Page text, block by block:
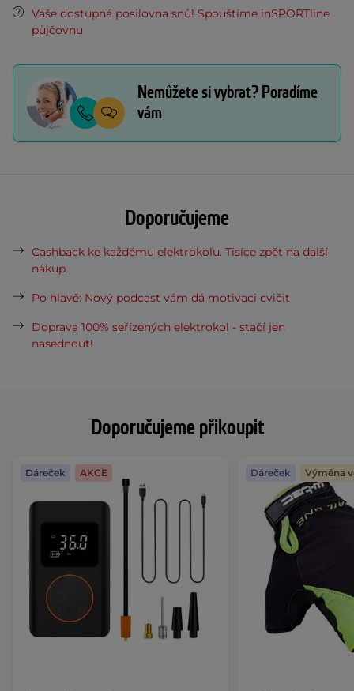
Doporučujeme přikoupit
Dáreček AKCE Dáreček Výměna
Vaše dostupná posilovna snů! Spouštíme inSPORTline
půjčovnu
Nemůžete si vybrat? Poradíme
vám
Doporučujeme
Cashback ke každému elektrokolu. Tisíce zpět na další
nákup.
Po hlavě: Nový podcast vám dá motivaci cvičit
Doprava 100% seřízených elektrokol - stačí jen
nasednout!